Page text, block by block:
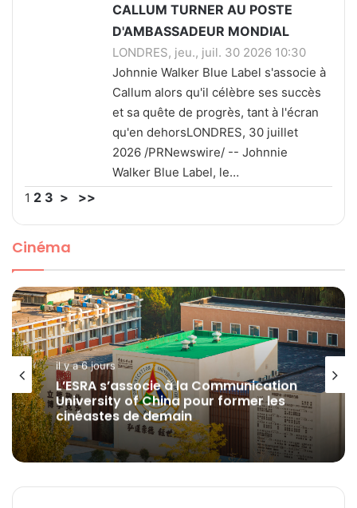
CALLUM TURNER AU POSTE
D'AMBASSADEUR MONDIAL
LONDRES, jeu., juil. 30 2026 10:30
Johnnie Walker Blue Label s'associe à
Callum alors qu'il célèbre ses succès
et sa quête de progrès, tant à l'écran
qu'en dehorsLONDRES, 30 juillet
2026 /PRNewswire/ -- Johnnie
Walker Blue Label, le…
1 2 3 > >>
Cinéma
il y a 6 jours
L’ESRA s’associe à la Communication
University of China pour former les
cinéastes de demain